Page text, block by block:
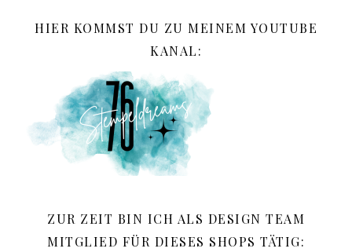
HIER KOMMST DU ZU MEINEM YOUTUBE
KANAL:
ZUR ZEIT BIN ICH ALS DESIGN TEAM
MITGLIED FÜR DIESES SHOPS TÄTIG: